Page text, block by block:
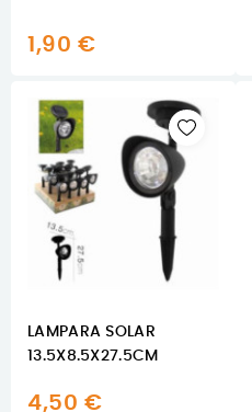
1,90 €
LAMPARA SOLAR
13.5X8.5X27.5CM
4,50 €